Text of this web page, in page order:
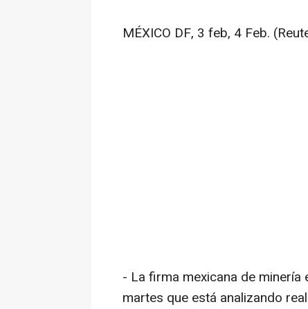
MÉXICO DF, 3 feb, 4 Feb.
- La firma mexicana de
martes que está analizando